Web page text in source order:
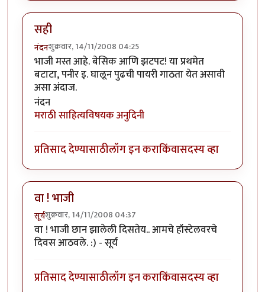
सही
नंदनशुक्रवार, 14/11/2008 04:25
भाजी मस्त आहे. बेसिक आणि झटपट! या प्रथमेत
बटाटा, पनीर इ. घालून पुढची पायरी गाठता येत असावी
असा अंदाज.
नंदन
मराठी साहित्यविषयक अनुदिनी
प्रतिसाद देण्यासाठीलॉग इन कराकिंवासदस्य व्हा
वा ! भाजी
सूर्यशुक्रवार, 14/11/2008 04:37
वा ! भाजी छान झालेली दिसतेय.. आमचे हॉस्टेलवरचे
दिवस आठवले. :) - सूर्य
प्रतिसाद देण्यासाठीलॉग इन कराकिंवासदस्य व्हा